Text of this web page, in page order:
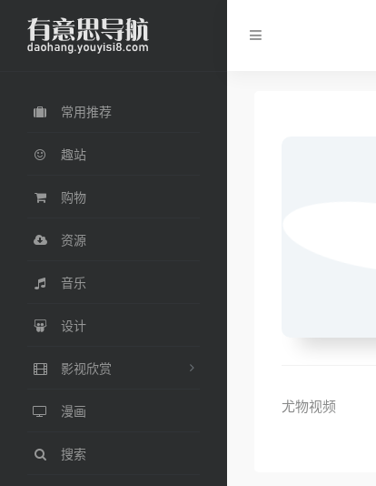
常用推荐
趣站
购物
资源
音乐
设计
影视欣赏
漫画
搜索
尤物视频